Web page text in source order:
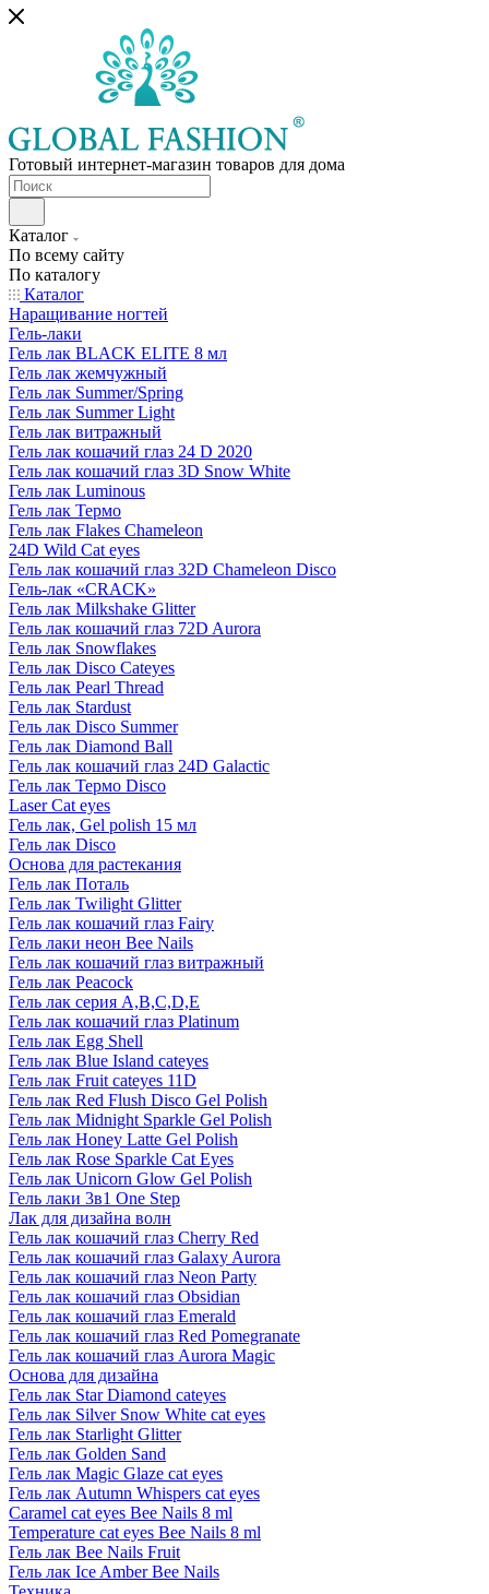
Готовый интернет-магазин товаров для дома
Каталог
По всему сайту
По каталогу
Каталог
Наращивание ногтей
Гель-лаки
Гель лак BLACK ELITE 8 мл
Гель лак жемчужный
Гель лак Summer/Spring
Гель лак Summer Light
Гель лак витражный
Гель лак кошачий глаз 24 D 2020
Гель лак кошачий глаз 3D Snow White
Гель лак Luminous
Гель лак Термо
Гель лак Flakes Chameleon
24D Wild Cat eyes
Гель лак кошачий глаз 32D Chameleon Disco
Гель-лак «CRACK»
Гель лак Milkshake Glitter
Гель лак кошачий глаз 72D Aurora
Гель лак Snowflakes
Гель лак Disco Cateyes
Гель лак Pearl Thread
Гель лак Stardust
Гель лак Disco Summer
Гель лак Diamond Ball
Гель лак кошачий глаз 24D Galactic
Гель лак Термо Disco
Laser Cat eyes
Гель лак, Gel polish 15 мл
Гель лак Disco
Основа для растекания
Гель лак Поталь
Гель лак Twilight Glitter
Гель лак кошачий глаз Fairy
Гель лаки неон Bee Nails
Гель лак кошачий глаз витражный
Гель лак Peacock
Гель лак серия A,B,C,D,E
Гель лак кошачий глаз Platinum
Гель лак Egg Shell
Гель лак Blue Island cateyes
Гель лак Fruit cateyes 11D
Гель лак Red Flush Disco Gel Polish
Гель лак Midnight Sparkle Gel Polish
Гель лак Honey Latte Gel Polish
Гель лак Rose Sparkle Cat Eyes
Гель лак Unicorn Glow Gel Polish
Гель лаки 3в1 One Step
Лак для дизайна волн
Гель лак кошачий глаз Cherry Red
Гель лак кошачий глаз Galaxy Aurora
Гель лак кошачий глаз Neon Party
Гель лак кошачий глаз Obsidian
Гель лак кошачий глаз Emerald
Гель лак кошачий глаз Red Pomegranate
Гель лак кошачий глаз Aurora Magic
Основа для дизайна
Гель лак Star Diamond cateyes
Гель лак Silver Snow White cat eyes
Гель лак Starlight Glitter
Гель лак Golden Sand
Гель лак Magic Glaze cat eyes
Гель лак Autumn Whispers cat eyes
Caramel cat eyes Bee Nails 8 ml
Temperature cat eyes Bee Nails 8 ml
Гель лак Bee Nails Fruit
Гель лак Ice Amber Bee Nails